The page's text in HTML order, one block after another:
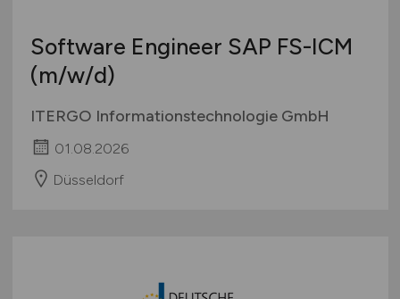
Software Engineer SAP FS-ICM
(m/w/d)
ITERGO Informationstechnologie GmbH
01.08.2026
Düsseldorf